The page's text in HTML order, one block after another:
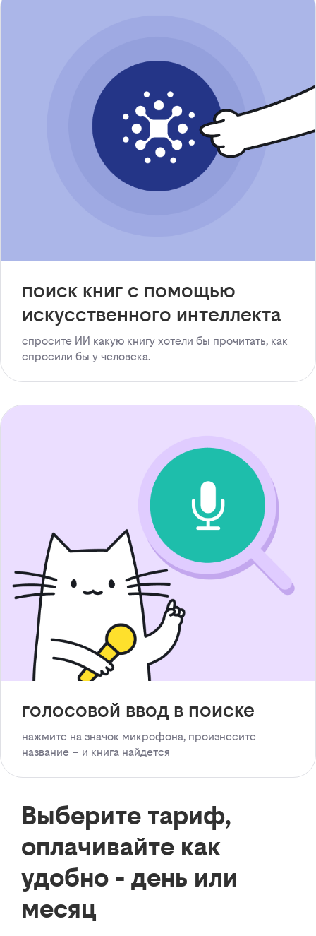
поиск книг с помощью
искусственного интеллекта
спросите ИИ какую книгу хотели бы прочитать, как
спросили бы у человека.
голосовой ввод в поиске
нажмите на значок микрофона, произнесите
название – и книга найдется
Выберите тариф,
оплачивайте как
удобно - день или
месяц